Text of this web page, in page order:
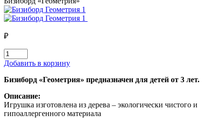
₽
Добавить в корзину
Бизиборд «Геометрия» предназначен для детей от 3 лет.
Описание:
Игрушка изготовлена из дерева – экологически чистого и
гипоаллергенного материала